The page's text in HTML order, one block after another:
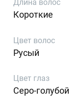
Длина волос
Короткие
Цвет волос
Русый
Цвет глаз
Серо-голубой